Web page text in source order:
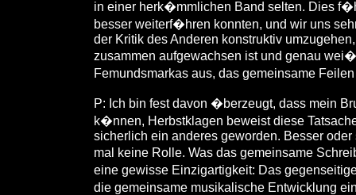
in einer herk�mmlichen Band selten. Dies
besser weiterf�hren konnten, und wir uns
der Kritik des Anderen konstruktiv
zusammen aufgewachsen ist und genau
Femundsmarkas aus, das gemeinsame
P: Ich bin fest davon �berzeugt, dass mein
k�nnen, Herbstklagen beweist diese
sicherlich ein anderes geworden. Besser
mal keine Rolle. Was das gemeinsame
eine gewisse Einzigartigkeit: Das
die gemeinsame musikalische Entwicklung